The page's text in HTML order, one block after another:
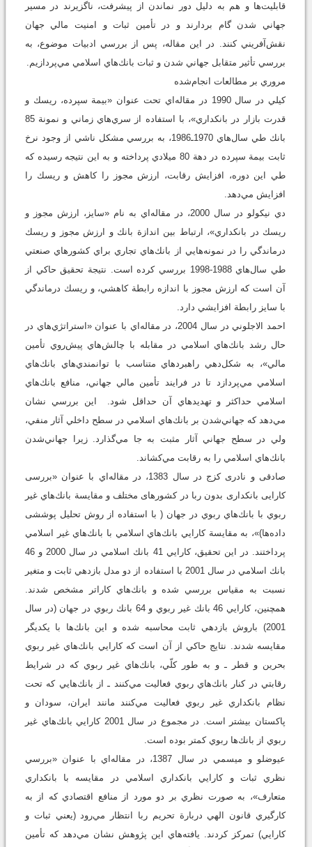
قابليت‌ها و هم به دليل دور نماندن از پيشرفت، ناگزيرند در مسير
جهاني شدن گام بر‌دارند و در تأمين ثبات و امنيت مالي جهان
نقش‌آفريني ‌كنند. در اين مقاله، پس از بررسي ادبيات موضوع، به
بررسي تأثير متقابل جهاني شدن و ثبات بانك‌هاي اسلامي مي‌پردازيم.
مروري بر مطالعات انجام‌شده
كيلي در سال 1990 در مقاله‌اي تحت عنوان «بيمة سپرده، ريسك و
قدرت بازار در بانكداري»، با استفاده از سري‌هاي زماني و نمونة 85
بانك طي سال‌هاي 1970ـ1986، به بررسي مشكل ناشي از وجود نرخ
ثابت بيمة سپرده در دهة 80 ميلادي پرداخته و به اين نتيجه رسيده كه
طي اين دوره، افزايش رقابت، ارزش مجوز را كاهش و ريسك را
افزايش مي‌دهد.
دي نيكولو در سال 2000، در مقاله‌اي به نام «سايز، ارزش مجوز و
ريسك در بانكداري»، ارتباط بين اندازة بانك و ارزش مجوز و ريسك
درماندگي را در نمونه‌هايي از بانك‌هاي تجاري براي كشورهاي صنعتي
طي سال‌هاي 1988-1998 بررسي كرده است. نتيجة تحقيق حاكي از
آن است كه ارزش مجوز با اندازه رابطة كاهشي، و ريسك درماندگي
با سايز رابطة افزايشي دارد.
احمد الاجلوني در سال 2004، در مقاله‌اي با عنوان «استراتژي‌هاي در
حال رشد بانك‌هاي اسلامي در مقابله با چالش‌هاي پيش‌روي تأمين
مالي»، به شكل‌دهي راهبردهاي متناسب با توانمندي‌هاي بانك‌هاي
اسلامي مي‌پردازد تا در فرايند تأمين مالي جهاني، منافع بانك‌هاي
اسلامي حداكثر و تهديدهاي آن حداقل شود. اين بررسي نشان
مي‌دهد كه جهاني‌شدن بر بانك‌هاي اسلامي در سطح داخلي آثار منفي،
ولي در سطح جهاني آثار مثبت به جا مي‌گذارد. زيرا جهاني‌شدن
بانك‌هاي اسلامي را به رقابت مي‌كشاند.
صادقى و نادرى كزج در سال 1383، در مقاله‌اي با عنوان «بررسى
كارايى بانكدارى بدون ربا در كشورهاى مختلف و مقايسة بانك‌هاي غير
ربوي با بانك‌هاي ربوي در جهان ( با استفاده از روش تحليل پوششى
داده‌‌ها)»، به مقايسة كارايي بانك‌هاي اسلامي با بانك‌هاي غير اسلامي
پرداختند. در اين تحقيق، كارايي 41 بانك اسلامي در سال 2000 و 46
بانك اسلامي در سال 2001 با استفاده از دو مدل بازدهي ثابت و متغير
نسبت به مقياس بررسي شده و بانك‌هاي كاراتر مشخص شدند.
همچنين، كارايي 46 بانك غير ربوي و 64 بانك ربوي در جهان (در سال
2001) باروش بازدهي ثابت محاسبه شده و اين بانك‌ها با يكديگر
مقايسه شدند. نتايج حاكي از آن است كه كارايي بانك‌هاي غير ‌ربوي
بحرين و قطر ـ و به طور كلّي، بانك‌هاي غير‌ ربوي كه در شرايط
رقابتي در كنار بانك‌هاي ربوي فعاليت مي‌كنند ـ از بانك‌هايي كه تحت
نظام بانكداري غير ربوي فعاليت مي‌كنند مانند ايران، سودان و
پاكستان بيشتر است. در مجموع در سال 2001 كارايي بانك‌هاي غير
ربوي از بانك‌ها ربوي كمتر بوده است.
عيوضلو و ميسمي در سال 1387، در مقاله‌اي با عنوان «بررسي
نظري ثبات و كارايي بانكداري اسلامي در مقايسه با بانكداري
متعارف»، به صورت نظري بر دو مورد از منافع اقتصادي كه از به
كارگيري قانون الهي دربارة تحريم ربا انتظار مي‌رود (يعني ثبات و
كارايي) تمركز كردند. يافته‌هاي اين پژوهش نشان مي‌دهد كه تأمين